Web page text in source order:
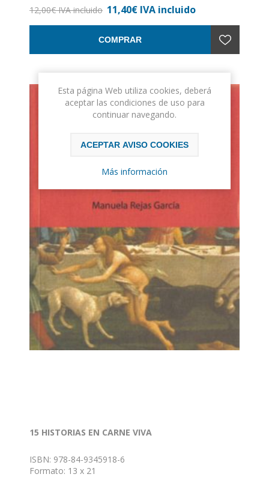
Encuadernación: Rústica
12,00€ IVA incluido 11,40€ IVA incluido
COMPRAR
15 HISTORIAS EN CARNE VIVA
ISBN: 978-84-9345918-6
Formato: 13 x 21
Esta página Web utiliza cookies, deberá
aceptar las condiciones de uso para
continuar navegando.
ACEPTAR AVISO COOKIES
Más información